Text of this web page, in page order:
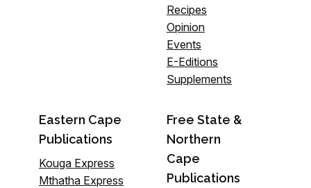
Recipes
Opinion
Events
E-Editions
Supplements
Eastern Cape
Publications
Kouga Express
Mthatha Express
Free State &
Northern
Cape
Publications